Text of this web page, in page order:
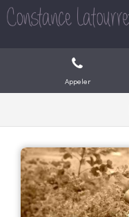
Appeler